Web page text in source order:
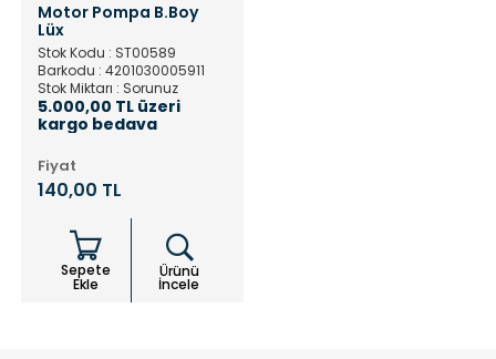
Motor Pompa B.Boy
Lüx
Stok Kodu : ST00589
Barkodu : 4201030005911
Stok Miktarı : Sorunuz
5.000,00 TL üzeri
kargo bedava
Fiyat
140,00 TL
Sepete
Ekle
Ürünü
İncele